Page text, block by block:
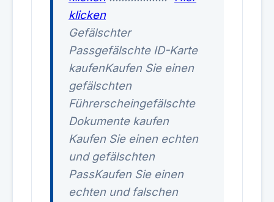
klicken
Gefälschter
Passgefälschte ID-Karte
kaufenKaufen Sie einen
gefälschten
Führerscheingefälschte
Dokumente kaufen
Kaufen Sie einen echten
und gefälschten
PassKaufen Sie einen
echten und falschen